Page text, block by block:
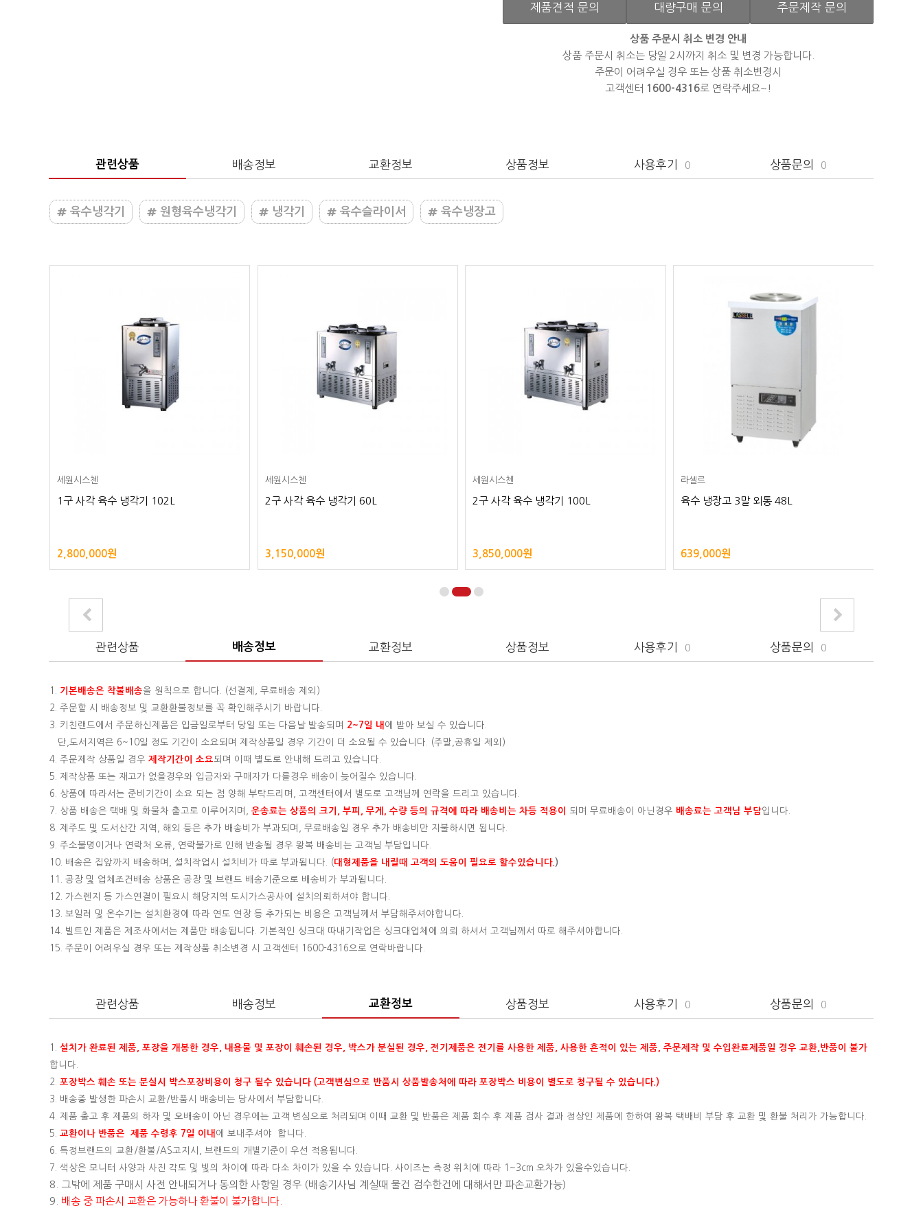
제품견적 문의 대량구매 문의 주문제작 문의
상품 주문시 취소 변경 안내
상품 주문시 취소는 당일 2시까지 취소 및 변경 가능합니다.
주문이 어려우실 경우 또는 상품 취소변경시
고객센터 1600-4316로 연락주세요~!
관련상품 배송정보 교환정보 상품정보 사용후기 0 상품문의 0
육수냉각기 원형육수냉각기 냉각기 육수슬라이서 육수냉장고
세원시스첸
1구 사각 육수 냉각기 102L
2,800,000원
세원시스첸
2구 사각 육수 냉각기 60L
3,150,000원
세원시스첸
2구 사각 육수 냉각기 100L
3,850,000원
라셀르
육수 냉장고 3말 외통 48L
639,000원
관련상품 배송정보 교환정보 상품정보 사용후기 0 상품문의 0
1. 기본배송은 착불배송을 원칙으로 합니다. (선결제, 무료배송 제외)
2. 주문할 시 배송정보 및 교환환불정보를 꼭 확인해주시기 바랍니다.
3. 키친랜드에서 주문하신제품은 입금일로부터 당일 또는 다음날 발송되며
2~7일 내 에 받아 보실 수 있습니다.
단,도서지역은 6~10일 정도 기간이 소요되며 제작상품일 경우 기간이 더 소요될 수 있습니다. (주말,공휴일 제외)
4. 주문제작 상품일 경우 제작기간이 소요 되며 이때 별도로 안내해 드리고 있습니다.
5. 제작상품 또는 재고가 없을경우와 입금자와 구매자가 다를경우 배송이 늦어질수 있습니다.
6. 상품에 따라서는 준비기간이 소요 되는 점 양해 부탁드리며, 고객센터에서 별도로 고객님께 연락을 드리고 있습니다.
7. 상품 배송은 택배 및 화물차 출고로 이루어지며, 운송료는 상품의 크기, 부피, 무게, 수량 등의 규격에 따라 배송비는 차등 적용이 되며 무료배송이 아닌경우 배송료는 고객님 부담입니다.
8. 제주도 및 도서산간 지역, 해외 등은 추가 배송비가 부과되며, 무료배송일 경우 추가 배송비만 지불하시면 됩니다.
9. 주소불명이거나 연락처 오류, 연락불가로 인해 반송될 경우 왕복 배송비는 고객님 부담입니다.
10. 배송은 집앞까지 배송하며, 설치작업시 설치비가 따로 부과됩니다. (대형제품을 내릴때 고객의 도움이 필요로 할수있습니다. )
11. 공장 및 업체조건배송 상품은 공장 및 브랜드 배송기준으로 배송비가 부과됩니다.
12. 가스렌지 등 가스연결이 필요시 해당지역 도시가스공사에 설치의뢰하셔야 합니다.
13. 보일러 및 온수기는 설치환경에 따라 연도 연장 등 추가되는 비용은 고객님께서 부담해주셔야합니다.
14. 빌트인 제품은 제조사에서는 제품만 배송됩니다. 기본적인 싱크대 따내기작업은 싱크대업체에 의뢰 하셔서 고객님께서 따로 해주셔야합니다.
15. 주문이 어려우실 경우 또는 제작상품 취소변경 시 고객센터 1600-4316으로 연락바랍니다.
관련상품 배송정보 교환정보 상품정보 사용후기 0 상품문의 0
1. 설치가 완료된 제품, 포장을 개봉한 경우, 내용물 및 포장이 훼손된 경우, 박스가 분실된 경우, 전기제품은 전기를 사용한 제품, 사용한 흔적이 있는 제품, 주문제작 및 수입완료제품일 경우 교환,반품이 불가
합니다.
2. 포장박스 훼손 또는 분실시 박스포장비용이 청구 될수 있습니다 (고객변심으로 반품시 상품발송처에 따라 포장박스 비용이 별도로 청구될 수 있습니다.)
3. 배송중 발생한 파손시 교환/반품시 배송비는 당사에서 부담합니다.
4. 제품 출고 후 제품의 하자 및 오배송이 아닌 경우에는 고객 변심으로 처리되며 이때 교환 및 반품은 제품 회수 후 제품 검사 결과 정상인 제품에 한하여 왕복 택배비 부담 후 교환 및 환불 처리가 가능합니다.
5. 교환이나 반품은 제품 수령후 7일 이내 에 보내주셔야 합니다.
6. 특정브랜드의 교환/환불/AS고지시, 브랜드의 개별기준이 우선 적용됩니다.
7. 색상은 모니터 사양과 사진 각도 및 빛의 차이에 따라 다소 차이가 있을 수 있습니다. 사이즈는 측정 위치에 따라 1~3cm 오차가 있을수있습니다.
8. 그밖에 제품 구매시 사전 안내되거나 동의한 사항일 경우 (배송기사님 계실때 물건 검수한건에 대해서만 파손교환가능)
9. 배송 중 파손시 교환은 가능하나 환불이 불가합니다.